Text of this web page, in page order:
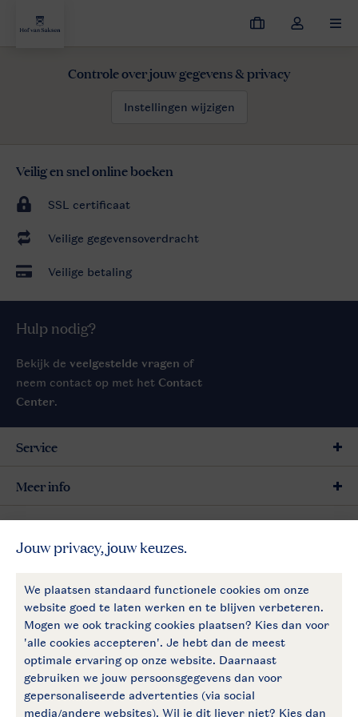
Mijn
Open
Hof van Saksen Ontdek het resort Activiteiten
Controle over jouw gegevens & privacy
Instellingen wijzigen
Veilig en snel online boeken
SSL certificaat
Veilige gegevensoverdracht
Veilige betaling
Hulp nodig?
Bekijk de veelgestelde vragen of
neem contact op met het Contact
Center.
Follow Us
facebookinstagram
Blijf op de hoogte
Service
Meer info
Meer Landal